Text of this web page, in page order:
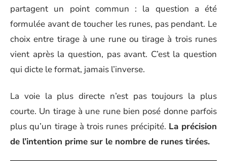
partagent un point commun : la question a été
formulée avant de toucher les runes, pas pendant. Le
choix entre tirage à une rune ou tirage à trois runes
vient après la question, pas avant. C’est la question
qui dicte le format, jamais l’inverse.
La voie la plus directe n’est pas toujours la plus
courte. Un tirage à une rune bien posé donne parfois
plus qu’un tirage à trois runes précipité. La précision
de l’intention prime sur le nombre de runes tirées.